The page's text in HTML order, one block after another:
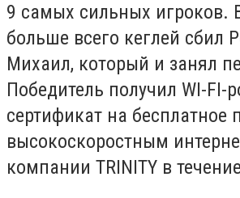
9 самых сильных игроков. В
больше всего кеглей сбил
Михаил, который и занял
Победитель получил WI-FI-
сертификат на бесплатное
высокоскоростным
компании TRINITY в